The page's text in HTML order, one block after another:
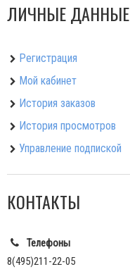
ЛИЧНЫЕ ДАННЫЕ
Регистрация
Мой кабинет
История заказов
История просмотров
Управление подпиской
КОНТАКТЫ
Телефоны
8(495)211-22-05